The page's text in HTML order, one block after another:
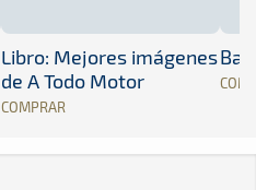
Libro: Mejores imágenes
de A Todo Motor
COMPRAR